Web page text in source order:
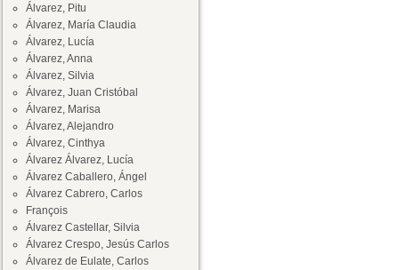
Álvarez, Pitu
Álvarez, María Claudia
Álvarez, Lucía
Álvarez, Anna
Álvarez, Silvia
Álvarez, Juan Cristóbal
Álvarez, Marisa
Álvarez, Alejandro
Álvarez, Cinthya
Álvarez Álvarez, Lucía
Álvarez Caballero, Ángel
Álvarez Cabrero, Carlos
François
Álvarez Castellar, Silvia
Álvarez Crespo, Jesús Carlos
Álvarez de Eulate, Carlos